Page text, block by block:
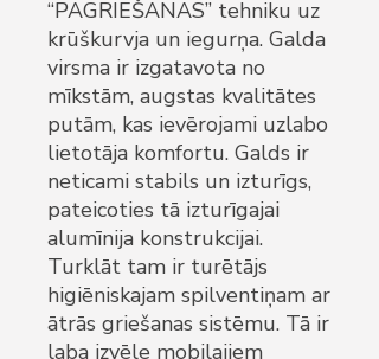
“PAGRIEŠANAS” tehniku uz
krūškurvja un iegurņa. Galda
virsma ir izgatavota no
mīkstām, augstas kvalitātes
putām, kas ievērojami uzlabo
lietotāja komfortu. Galds ir
neticami stabils un izturīgs,
pateicoties tā izturīgajai
alumīnija konstrukcijai.
Turklāt tam ir turētājs
higiēniskajam spilventiņam ar
ātrās griešanas sistēmu. Tā ir
laba izvēle mobilajiem